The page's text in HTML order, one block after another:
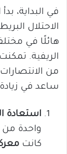
في البداية،
الاحتلال
هائلًا في
الريفية.
من
ساعد في زيادة
استعادة
واحدة من
كانت